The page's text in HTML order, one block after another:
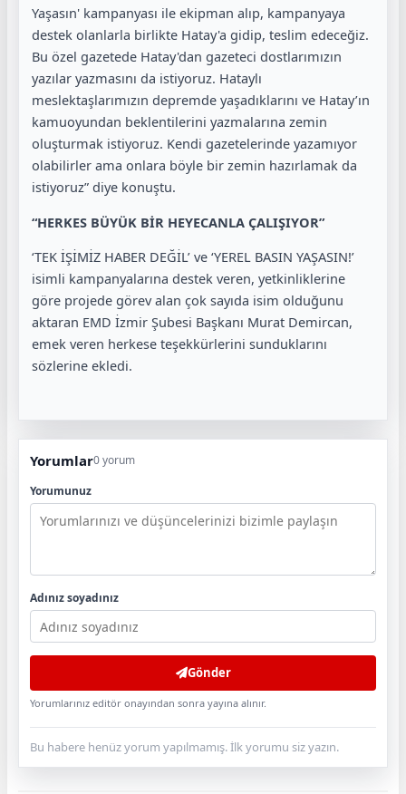
Yaşasın' kampanyası ile ekipman alıp, kampanyaya
destek olanlarla birlikte Hatay'a gidip, teslim edeceğiz.
Bu özel gazetede Hatay'dan gazeteci dostlarımızın
yazılar yazmasını da istiyoruz. Hataylı
meslektaşlarımızın depremde yaşadıklarını ve Hatay’ın
kamuoyundan beklentilerini yazmalarına zemin
oluşturmak istiyoruz. Kendi gazetelerinde yazamıyor
olabilirler ama onlara böyle bir zemin hazırlamak da
istiyoruz” diye konuştu.
“HERKES BÜYÜK BİR HEYECANLA ÇALIŞIYOR”
‘TEK İŞİMİZ HABER DEĞİL’ ve ‘YEREL BASIN YAŞASIN!’
isimli kampanyalarına destek veren, yetkinliklerine
göre projede görev alan çok sayıda isim olduğunu
aktaran EMD İzmir Şubesi Başkanı Murat Demircan,
emek veren herkese teşekkürlerini sunduklarını
sözlerine ekledi.
Yorumlar0 yorum
Yorumunuz
Adınız soyadınız
Gönder
Yorumlarınız editör onayından sonra yayına alınır.
Bu habere henüz yorum yapılmamış. İlk yorumu siz yazın.